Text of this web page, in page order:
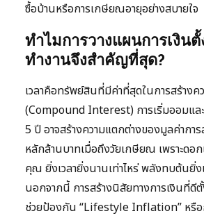
ซื้อบ้านหรือการเกษียณอายุอย่างสบายใจ
ทำไมการวางแผนการเงินตั้
ทำงานจึงสำคัญที่สุด?
เวลาคือทรัพย์สินที่มีค่าที่สุดในการสร้างค
(Compound Interest) การเริ่มออมแล
5 ปี อาจสร้างความแตกต่างของมูลค่ากา
หลักล้านบาทเมื่อถึงวัยเกษียณ เพราะดอ
คุณ ยิ่งเวลายิ่งนานเท่าไหร่ พลังทบต้นยิ่ง
นอกจากนี้ การสร้างนิสัยทางการเงินที่ดี
ช่วยป้องกัน “Lifestyle Inflation” หรือ